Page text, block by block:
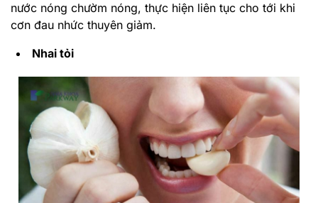
nước nóng chườm nóng, thực hiện liên tục cho tới khi
cơn đau nhức thuyên giảm.
Nhai tỏi